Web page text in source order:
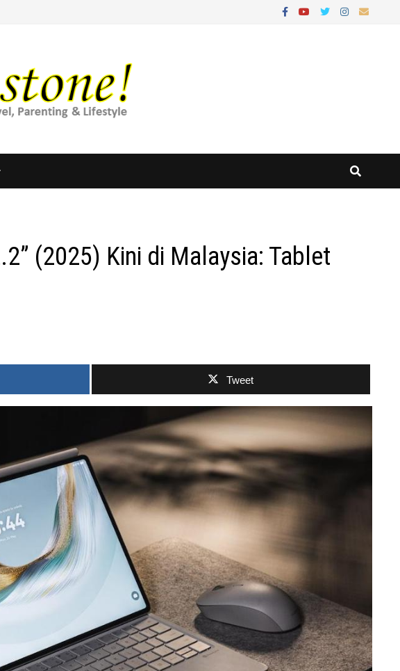
(2025) Kini di Malaysia: Tablet
Tweet